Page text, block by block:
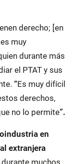
derecho; [en
muy
durante más
el PTAT y sus
“Es muy difícil
derechos,
no lo permite”.
en
extranjera
durante muchos